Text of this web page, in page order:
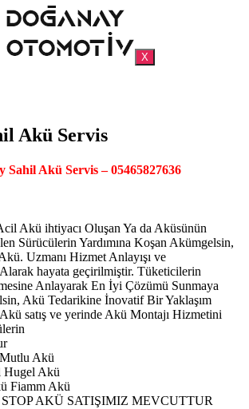
X
Akü Servis
Sahil Akü Servis – 05465827636
Akü ihtiyacı Oluşan Ya da Aküsünün
Sürücülerin Yardımına Koşan Akümgelsin,
Uzmanı Hizmet Anlayışı ve
hayata geçirilmiştir. Tüketicilerin
Anlayarak En İyi Çözümü Sunmaya
Akü Tedarikine İnovatif Bir Yaklaşım
satış ve yerinde Akü Montajı Hizmetini
Akü
Hugel Akü
Fiamm Akü
AKÜ SATIŞIMIZ MEVCUTTUR